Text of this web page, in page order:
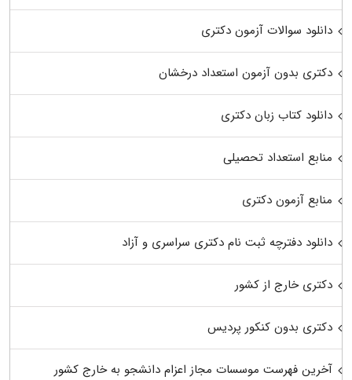
دانلود سوالات آزمون دکتری
دکتری بدون آزمون استعداد درخشان
دانلود کتاب زبان دکتری
منابع استعداد تحصیلی
منابع آزمون دکتری
دانلود دفترچه ثبت نام دکتری سراسری و آزاد
دکتری خارج از کشور
دکتری بدون کنکور پردیس
آخرین فهرست موسسات مجاز اعزام دانشجو به خارج کشور